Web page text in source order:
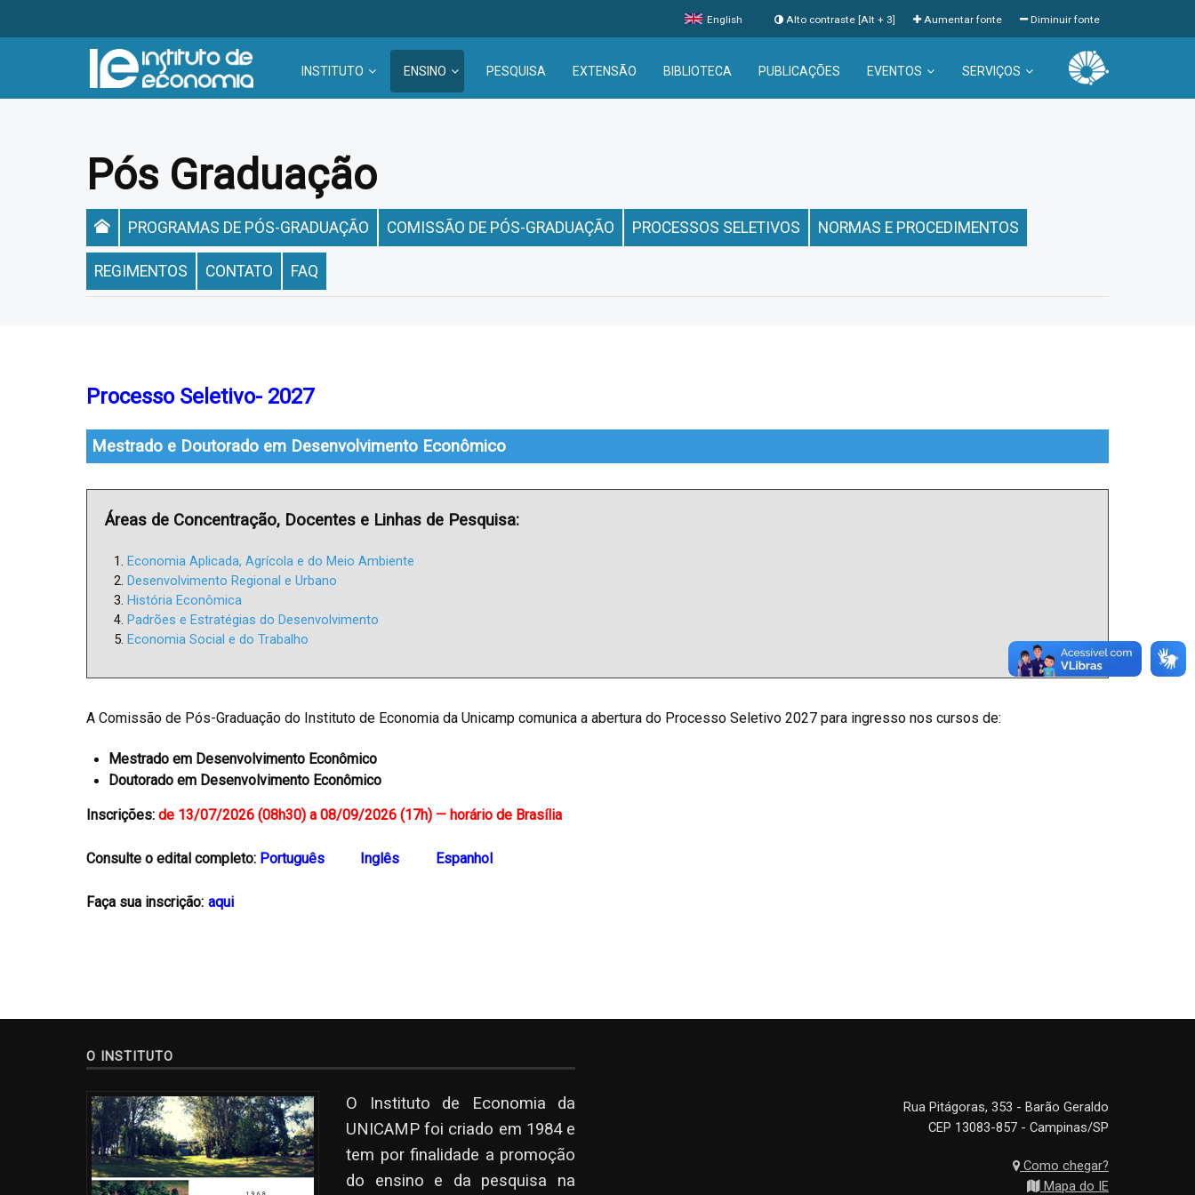
English Diminuir fonte
Aumentar fonte
Alto contraste [Alt + 3]
INSTITUTO ENSINO PESQUISA EXTENSÃO BIBLIOTECA PUBLICAÇÕES EVENTOS SERVIÇOS
Pós Graduação
PROGRAMAS DE PÓS-GRADUAÇÃO COMISSÃO DE PÓS-GRADUAÇÃO PROCESSOS SELETIVOS NORMAS E PROCEDIMENTOS
REGIMENTOS CONTATO FAQ
Processo Seletivo- 2027
Mestrado e Doutorado em Desenvolvimento Econômico
Áreas de Concentração, Docentes e Linhas de Pesquisa:
Economia Aplicada, Agrícola e do Meio Ambiente
Desenvolvimento Regional e Urbano
História Econômica
Padrões e Estratégias do Desenvolvimento
Economia Social e do Trabalho
A Comissão de Pós-Graduação do Instituto de Economia da Unicamp comunica a abertura do Processo Seletivo 2027 para ingresso nos cursos de:
Mestrado em Desenvolvimento Econômico
Doutorado em Desenvolvimento Econômico
Inscrições: de 13/07/2026 (08h30) a 08/09/2026 (17h) — horário de Brasília
Consulte o edital completo: Português Inglês Espanhol
Faça sua inscrição: aqui
O INSTITUTO
O Instituto de Economia da
UNICAMP foi criado em 1984 e
tem por finalidade a promoção
do ensino e da pesquisa na
Rua Pitágoras, 353 - Barão Geraldo
CEP 13083-857 - Campinas/SP
Como chegar?
Mapa do IE